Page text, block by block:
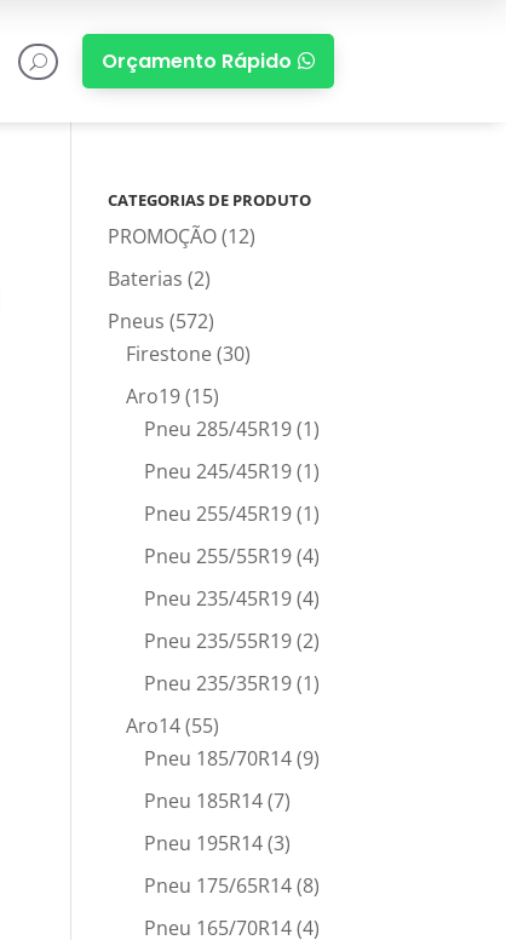
U Orçamento Rápido 
CATEGORIAS DE PRODUTO
PROMOÇÃO(12)
Baterias (2)
Pneus (572)
Firestone(30)
Aro19(15)
Pneu 285/45R19(1)
Pneu 245/45R19(1)
Pneu 255/45R19(1)
Pneu 255/55R19(4)
Pneu 235/45R19(4)
Pneu 235/55R19(2)
Pneu 235/35R19(1)
Aro14(55)
Pneu 185/70R14(9)
Pneu 185R14(7)
Pneu 195R14(3)
Pneu 175/65R14(8)
Pneu 165/70R14(4)